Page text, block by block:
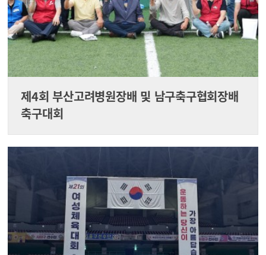
제4회 부산고려병원장배 및 남구축구협회장배
축구대회